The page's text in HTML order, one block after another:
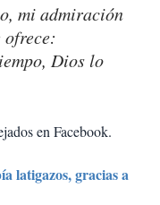
mi admiración
Dios lo
en Facebook.
latigazos, gracias a